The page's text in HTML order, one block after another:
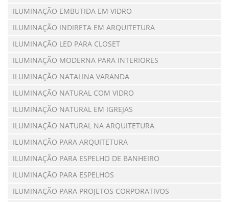
ILUMINAÇÃO EMBUTIDA EM VIDRO
ILUMINAÇÃO INDIRETA EM ARQUITETURA
ILUMINAÇÃO LED PARA CLOSET
ILUMINAÇÃO MODERNA PARA INTERIORES
ILUMINAÇÃO NATALINA VARANDA
ILUMINAÇÃO NATURAL COM VIDRO
ILUMINAÇÃO NATURAL EM IGREJAS
ILUMINAÇÃO NATURAL NA ARQUITETURA
ILUMINAÇÃO PARA ARQUITETURA
ILUMINAÇÃO PARA ESPELHO DE BANHEIRO
ILUMINAÇÃO PARA ESPELHOS
ILUMINAÇÃO PARA PROJETOS CORPORATIVOS